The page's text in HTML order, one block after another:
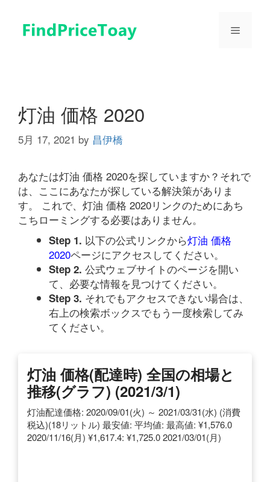
メ
灯油 価格 2020
5月 17, 2021 by 昌伊橋
あなたは灯油 価格 2020を探していますか？それで
は、ここにあなたが探している解決策がありま
す。 これで、灯油 価格 2020リンクのためにあち
こちローミングする必要はありません。
Step 1. 以下の公式リンクから灯油 価格
2020ページにアクセスしてください。
Step 2. 公式ウェブサイトのページを開い
て、必要な情報を見つけてください。
Step 3. それでもアクセスできない場合は、
右上の検索ボックスでもう一度検索してみ
てください。
灯油 価格(配達時) 全国の相場と
推移(グラフ) (2021/3/1)
灯油配達価格: 2020/09/01(火) ～ 2021/03/31(水) (消費
税込)(18リットル) 最安値: 平均値: 最高値: ¥1,576.0
2020/11/16(月) ¥1,617.4: ¥1,725.0 2021/03/01(月)